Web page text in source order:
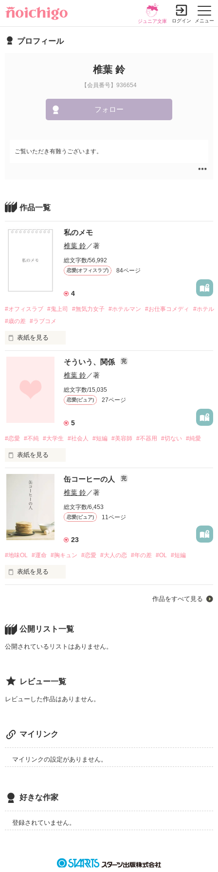
メニュー
ジュニア文庫 ログイン
プロフィール
椎葉 鈴
【会員番号】936654
フォロー
ご覧いただき有難うございます。
作品一覧
私のメモ
椎葉 鈴／著
総文字数/56,992
恋愛(オフィスラブ) 84ページ
4
#オフィスラブ #鬼上司 #無気力女子 #ホテルマン #お仕事コメディ
#ホテル
#歳の差
#ラブコメ
表紙を見る
「はぁ……それは光栄ですね」
「え、無理です」
1冊のノートが2人を変えてゆく。
そういう、関係 完
椎葉 鈴／著
総文字数/15,035
恋愛(ピュア) 27ページ
5
#恋愛 #不純 #大学生 #社会人 #短編 #美容師 #不器用 #切ない #純愛
表紙を見る
こんな自堕落な生活にも
曖昧で、だらしのない自分にも
そろそろ嫌気がさしていたんだ。
2017.4.25 完結
しまゆうか様、素敵なレビュー心から感謝致しております。
2018年5月8日〜
「今週のオススメ」に選んで頂きました。どうもありがとうご
作品を読む
缶コーヒーの人 完
椎葉 鈴／著
総文字数/6,453
恋愛(ピュア) 11ページ
23
#地味OL #運命 #胸キュン #恋愛 #大人の恋 #年の差 #OL #短編
表紙を見る
恋愛はご無沙汰。
出会も皆無。
りがとうございます。
作品をすべて見る
公開リスト一覧
公開されているリストはありません。
レビュー一覧
レビューした作品はありません。
マイリンク
マイリンクの設定がありません。
好きな作家
登録されていません。